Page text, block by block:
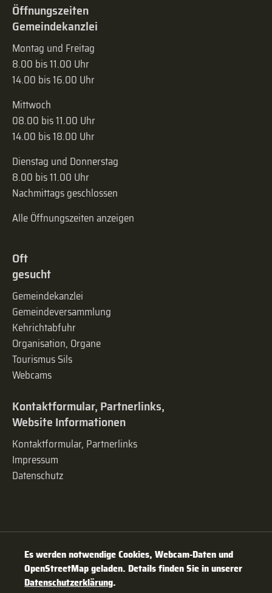
Öffnungszeiten
Gemeindekanzlei
Montag und Freitag
8.00 bis 11.00 Uhr
14.00 bis 16.00 Uhr
Mittwoch
08.00 bis 11.00 Uhr
14.00 bis 18.00 Uhr
Dienstag und Donnerstag
8.00 bis 11.00 Uhr
Nachmittags geschlossen
Alle Öffnungszeiten anzeigen
Oft
gesucht
Gemeindekanzlei
Gemeinde­versammlung
Kehrichtabfuhr
Organisation, Organe
Tourismus Sils
Webcams
Kontaktformular, Partnerlinks,
Website Informationen
Kontaktformular, Partnerlinks
Impressum
Datenschutz
Es werden notwendige Cookies, Webcam-Daten und
OpenStreetMap geladen. Details finden Sie in unserer
Datenschutzerklärung.